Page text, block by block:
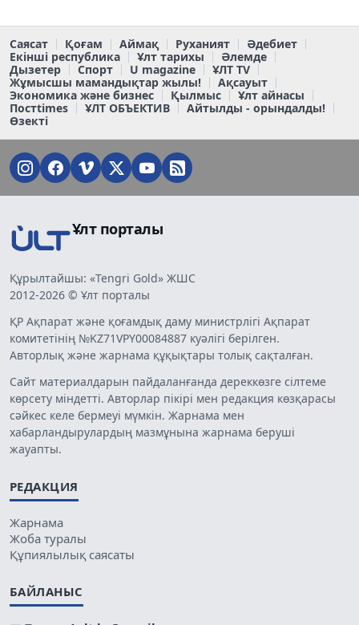
Саясат Қоғам Аймақ Руханият
Әдебиет
Екінші республика
Ұлт тарихы
Әлемде
Дызетер
Спорт U magazine
ҰЛТ TV
Жұмысшы мамандықтар жылы!
Ақсауыт
Экономика және бизнес
Қылмыс
Ұлт айнасы
Постtimes
ҰЛТ ОБЪЕКТИВ
Айтылды - орындалды!
Өзекті
Ұлт порталы
Құрылтайшы: «Tengri Gold» ЖШС
2012-2026 © Ұлт порталы
ҚР Ақпарат және қоғамдық даму министрлігі Ақпарат
комитетінің №KZ71VPY00084887 куәлігі берілген.
Авторлық және жарнама құқықтары толық сақталған.
Сайт материалдарын пайдаланғанда дереккөзге сілтеме
көрсету міндетті. Авторлар пікірі мен редакция көзқарасы
сәйкес келе бермеуі мүмкін. Жарнама мен
хабарландырулардың мазмұнына жарнама беруші
жауапты.
РЕДАКЦИЯ
Жарнама
Жоба туралы
Құпиялылық саясаты
БАЙЛАНЫС